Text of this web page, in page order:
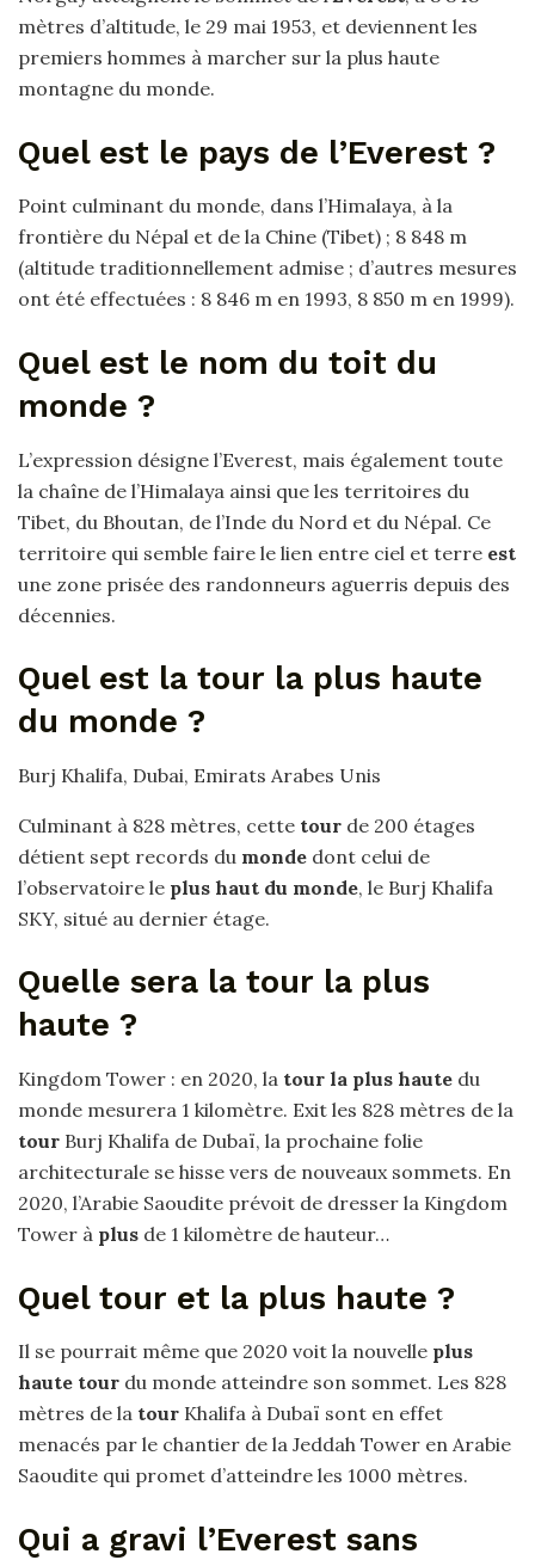
mètres d’altitude, le 29 mai 1953, et deviennent les
premiers hommes à marcher sur la plus haute
montagne du monde.
Quel est le pays de l’Everest ?
Point culminant du monde, dans l’Himalaya, à la
frontière du Népal et de la Chine (Tibet) ; 8 848 m
(altitude traditionnellement admise ; d’autres mesures
ont été effectuées : 8 846 m en 1993, 8 850 m en 1999).
Quel est le nom du toit du
monde ?
L’expression désigne l’Everest, mais également toute
la chaîne de l’Himalaya ainsi que les territoires du
Tibet, du Bhoutan, de l’Inde du Nord et du Népal. Ce
territoire qui semble faire le lien entre ciel et terre est
une zone prisée des randonneurs aguerris depuis des
décennies.
Quel est la tour la plus haute
du monde ?
Burj Khalifa, Dubai, Emirats Arabes Unis
Culminant à 828 mètres, cette tour de 200 étages
détient sept records du monde dont celui de
l’observatoire le plus haut du monde, le Burj Khalifa
SKY, situé au dernier étage.
Quelle sera la tour la plus
haute ?
Kingdom Tower : en 2020, la tour la plus haute du
monde mesurera 1 kilomètre. Exit les 828 mètres de la
tour Burj Khalifa de Dubaï, la prochaine folie
architecturale se hisse vers de nouveaux sommets. En
2020, l’Arabie Saoudite prévoit de dresser la Kingdom
Tower à plus de 1 kilomètre de hauteur…
Quel tour et la plus haute ?
Il se pourrait même que 2020 voit la nouvelle plus
haute tour du monde atteindre son sommet. Les 828
mètres de la tour Khalifa à Dubaï sont en effet
menacés par le chantier de la Jeddah Tower en Arabie
Saoudite qui promet d’atteindre les 1000 mètres.
Qui a gravi l’Everest sans